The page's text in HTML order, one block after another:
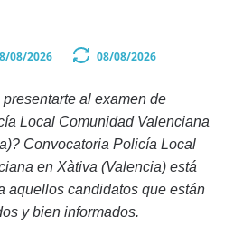
08/2026 08/08/2026
al examen de
Local Comunidad Valenciana
Convocatoria Policía Local
en Xàtiva (Valencia) está
aquellos candidatos que están
y bien informados.